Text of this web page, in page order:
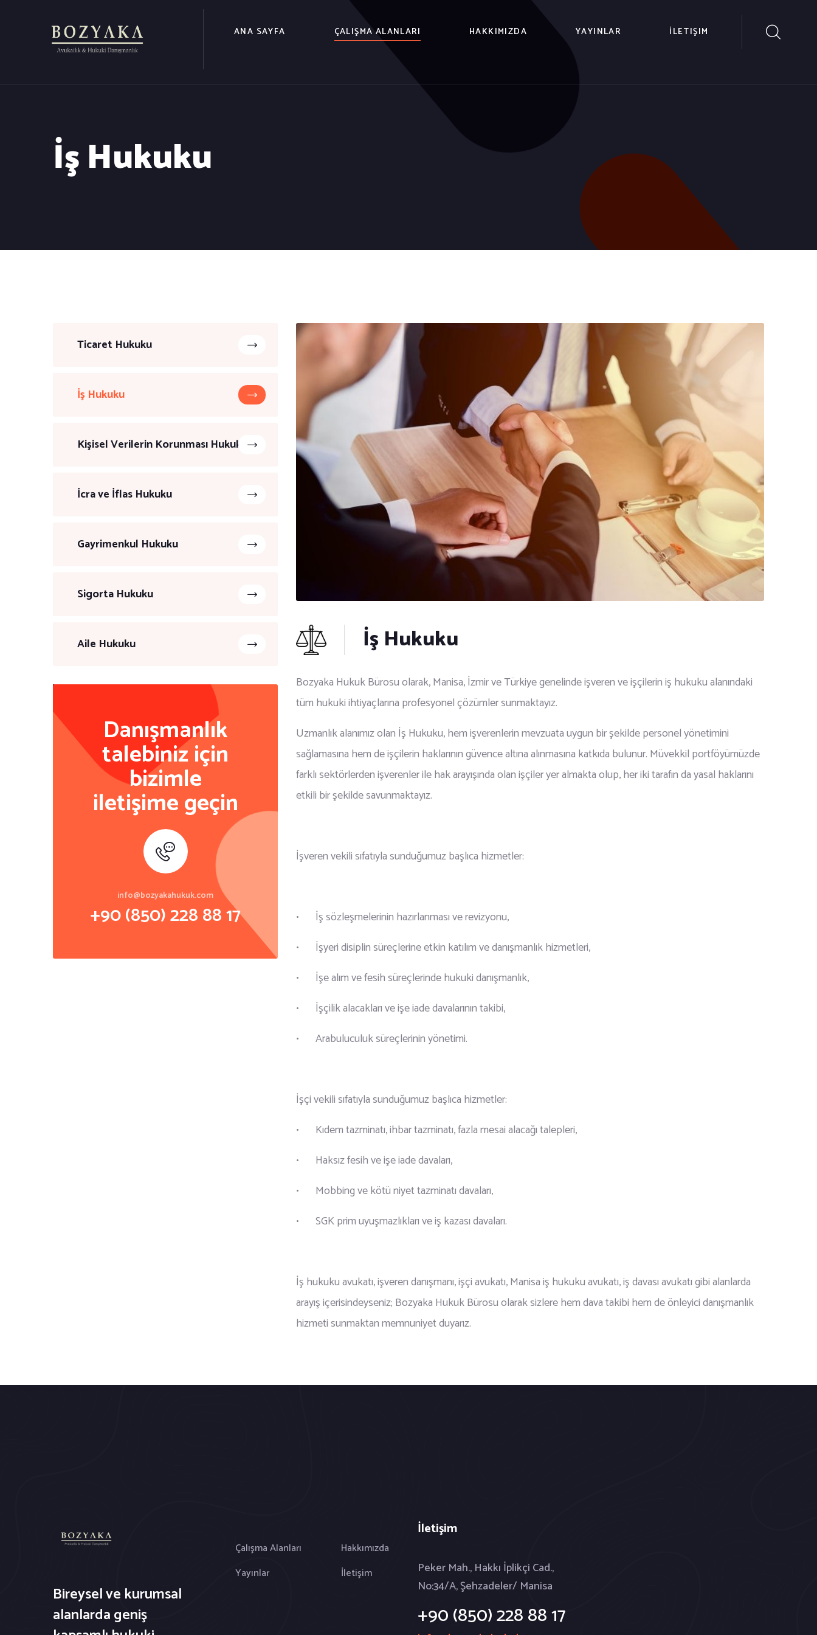
ANA SAYFA ÇALIŞMA ALANLARI HAKKIMIZDA YAYINLAR İLETIŞIM
İş Hukuku
Ticaret Hukuku
İş Hukuku
Kişisel Verilerin Korunması Hukuku
İcra ve İflas Hukuku
Gayrimenkul Hukuku
Sigorta Hukuku
Aile Hukuku
Danışmanlık
talebiniz için
bizimle
iletişime geçin
info@bozyakahukuk.com
+90 (850) 228 88 17
İş Hukuku
Bozyaka Hukuk Bürosu olarak, Manisa, İzmir ve Türkiye genelinde işveren ve işçilerin iş hukuku alanındaki
tüm hukuki ihtiyaçlarına profesyonel çözümler sunmaktayız.
Uzmanlık alanımız olan İş Hukuku, hem işverenlerin mevzuata uygun bir şekilde personel yönetimini
sağlamasına hem de işçilerin haklarının güvence altına alınmasına katkıda bulunur. Müvekkil portföyümüzde
farklı sektörlerden işverenler ile hak arayışında olan işçiler yer almakta olup, her iki tarafın da yasal haklarını
etkili bir şekilde savunmaktayız.
İşveren vekili sıfatıyla sunduğumuz başlıca hizmetler:
•
İş sözleşmelerinin hazırlanması ve revizyonu,
•
İşyeri disiplin süreçlerine etkin katılım ve danışmanlık hizmetleri,
•
İşe alım ve fesih süreçlerinde hukuki danışmanlık,
•
İşçilik alacakları ve işe iade davalarının takibi,
•
Arabuluculuk süreçlerinin yönetimi.
İşçi vekili sıfatıyla sunduğumuz başlıca hizmetler:
•
Kıdem tazminatı, ihbar tazminatı, fazla mesai alacağı talepleri,
•
Haksız fesih ve işe iade davaları,
•
Mobbing ve kötü niyet tazminatı davaları,
•
SGK prim uyuşmazlıkları ve iş kazası davaları.
İş hukuku avukatı, işveren danışmanı, işçi avukatı, Manisa iş hukuku avukatı, iş davası avukatı gibi alanlarda
arayış içerisindeyseniz; Bozyaka Hukuk Bürosu olarak sizlere hem dava takibi hem de önleyici danışmanlık
hizmeti sunmaktan memnuniyet duyarız.
Bireysel ve kurumsal
alanlarda geniş
Çalışma Alanları
Yayınlar
Hakkımızda
İletişim
İletişim
Peker Mah., Hakkı İplikçi Cad.,
No:34/A, Şehzadeler/ Manisa
+90 (850) 228 88 17